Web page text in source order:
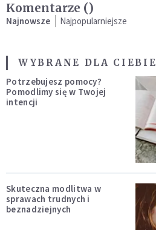
Komentarze ()
Najnowsze Najpopularniejsze
WYBRANE DLA CIEBIE
Potrzebujesz pomocy?
Pomodlimy się w Twojej
intencji
Skuteczna modlitwa w
sprawach trudnych i
beznadziejnych